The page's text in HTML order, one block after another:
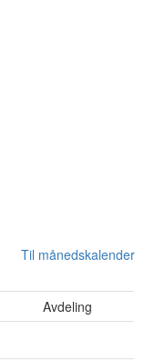
Til månedskalender
Avdeling